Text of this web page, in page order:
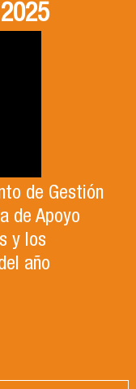
de Gestión
de Apoyo
y los
año
2
el
por el
de
de la Facultad
Escuela
nuestro
para el cargo
2025-2026.